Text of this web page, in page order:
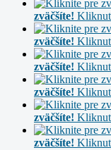
zväčšíte!
zväčšíte!
zväčšíte!
zväčšíte!
zväčšíte!
zväčšíte!